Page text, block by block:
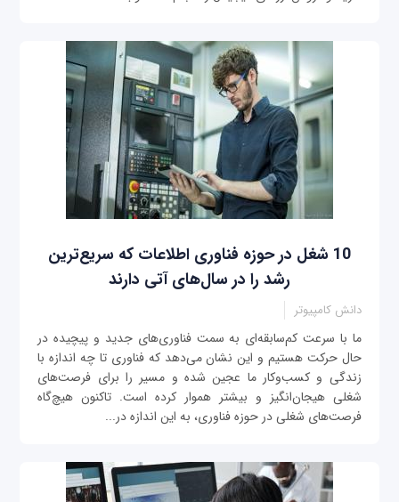
10 شغل در حوزه فناوری اطلاعات که سریع‌ترین
رشد را در سال‌های آتی دارند
دانش کامپیوتر
ما با سرعت کم‌‌سابقه‌ای به سمت فناوری‌های جدید و پیچیده‌ در
حال حرکت هستیم و این نشان می‌دهد که فناوری تا چه اندازه با
زندگی و کسب‌و‌کار ما عجین شده و مسیر را برای فرصت‌های
شغلی هیجان‌انگیز و بیشتر هموار کرده است. تاکنون هیچ‌گاه
فرصت‌های شغلی در حوزه فناوری، به این اندازه در...